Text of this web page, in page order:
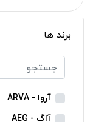
بلک اسمیث-black smith
جک بطری
دریل شارژی
پیچ گوشتی
مینی فرز شارژی
برند ها
آروا - ARVA
آاگ - AEG